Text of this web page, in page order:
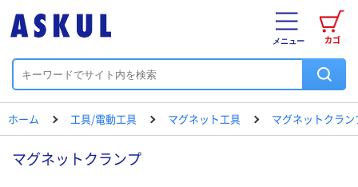
カゴ
メニュー
ホーム 工具/電動工具 マグネット工具 マグネットクラン
マグネットクランプ